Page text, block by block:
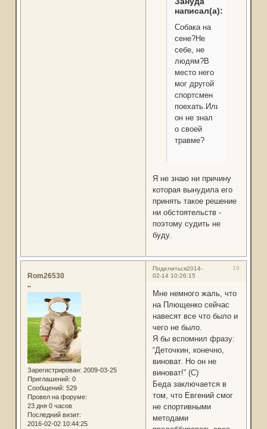
написал(а):
Собака на
сене?Не
себе, не
людям?В
место него
мог другой
спортсмен
поехать.Или
он не знал
о своей
травме?
Я не знаю ни причину
которая вынудила его
принять такое решение
ни обстоятельств -
поэтому судить не
буду.
Поделиться 16
2014-
02-14 10:26:15
Rom26530
..
Зарегистрирован: 2009-03-25
Приглашений: 0
Сообщений: 529
Провел на форуме:
23 дня 0 часов
Последний визит:
2016-02-02 10:44:25
Мне немного жаль, что
на Плющенко сейчас
навесят все что было и
чего не было.
Я бы вспомнил фразу:
“Деточкин, конечно,
виноват. Но он не
виноват!” (С)
Беда заключается в
том, что Евгений смог
не спортивными
методами